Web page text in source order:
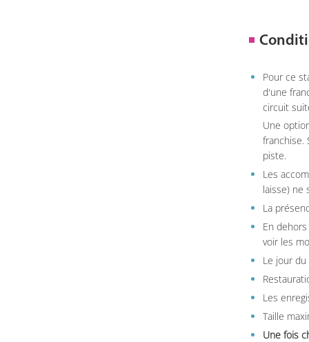
Pour ce
d'une
circuit
Une
franchise.
piste.
Les
laisse) ne
La
En
voir les
Le jour
Les
Taille
Une fois